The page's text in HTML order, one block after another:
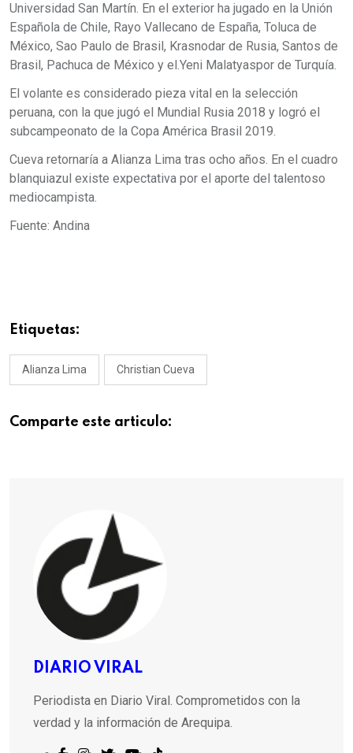
Universidad San Martín. En el exterior ha jugado en la Unión
Española de Chile, Rayo Vallecano de España, Toluca de
México, Sao Paulo de Brasil, Krasnodar de Rusia, Santos de
Brasil, Pachuca de México y el.Yeni Malatyaspor de Turquía.
El volante es considerado pieza vital en la selección
peruana, con la que jugó el Mundial Rusia 2018 y logró el
subcampeonato de la Copa América Brasil 2019.
Cueva retornaría a Alianza Lima tras ocho años. En el cuadro
blanquiazul existe expectativa por el aporte del talentoso
mediocampista.
Fuente: Andina
Etiquetas:
Alianza Lima Christian Cueva
Comparte este articulo:
DIARIO VIRAL
Periodista en Diario Viral. Comprometidos con la
verdad y la información de Arequipa.